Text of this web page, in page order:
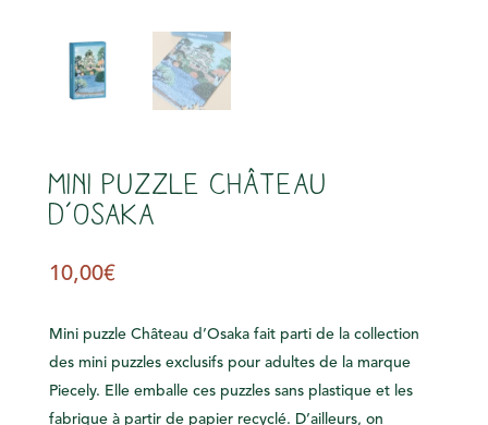
Mini puzzle Château
d’Osaka
10,00€
Mini puzzle Château d’Osaka fait parti de la collection
des mini puzzles exclusifs pour adultes de la marque
Piecely. Elle emballe ces puzzles sans plastique et les
fabrique à partir de papier recyclé. D’ailleurs, on